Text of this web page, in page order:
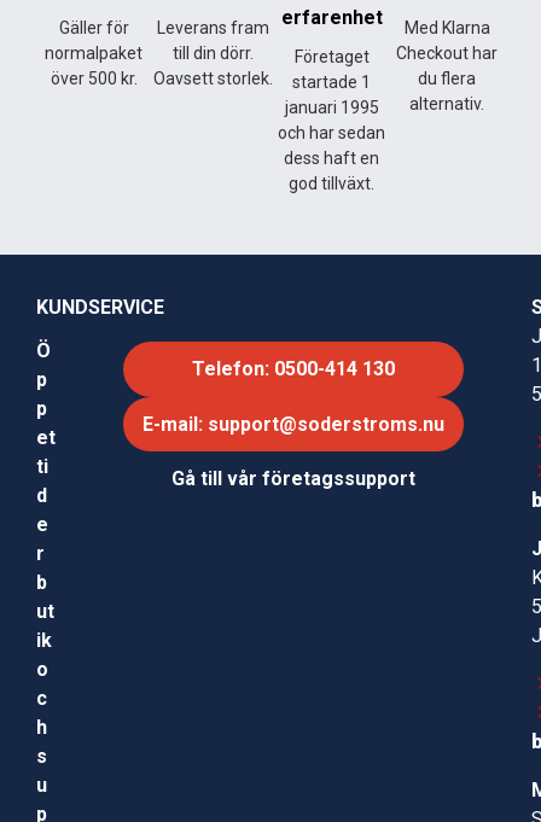
Gäller för
normalpaket
över 500 kr.
Leverans fram
till din dörr.
Oavsett storlek.
erfarenhet
Företaget
startade 1
januari 1995
och har sedan
dess haft en
god tillväxt.
Med Klarna
Checkout har
du flera
alternativ.
KUNDSERVICE
Ö
p
p
et
ti
d
e
r
b
ut
ik
o
c
h
s
u
p
Telefon: 0500-414 130
E-mail: support@soderstroms.nu
Gå till vår företagssupport